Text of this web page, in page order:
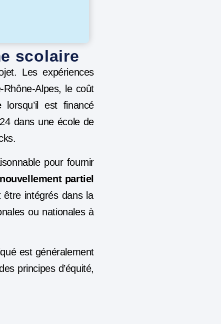
scolaire
Les expériences
Alpes, le coût
lorsqu’il est financé
dans une école de
pour fournir
partiel
intégrés dans la
ou nationales à
est généralement
principes d’équité,